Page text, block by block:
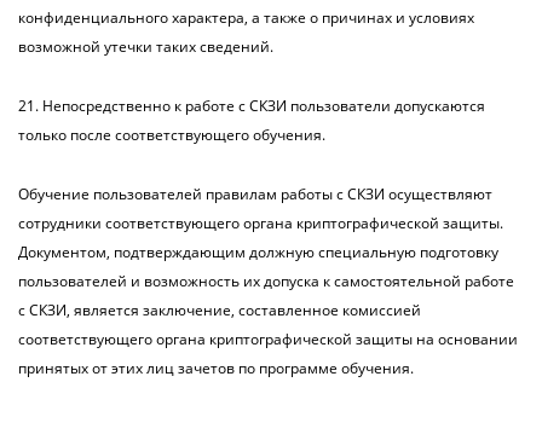
конфиденциального характера, а также о причинах и условиях
возможной утечки таких сведений.
21. Непосредственно к работе с СКЗИ пользователи допускаются
только после соответствующего обучения.
Обучение пользователей правилам работы с СКЗИ осуществляют
сотрудники соответствующего органа криптографической защиты.
Документом, подтверждающим должную специальную подготовку
пользователей и возможность их допуска к самостоятельной работе
с СКЗИ, является заключение, составленное комиссией
соответствующего органа криптографической защиты на основании
принятых от этих лиц зачетов по программе обучения.